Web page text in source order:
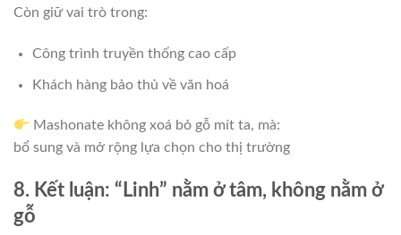
Còn giữ vai trò trong:
Công trình truyền thống cao cấp
Khách hàng bảo thủ về văn hoá
Mashonate không xoá bỏ gỗ mít ta, mà:
bổ sung và mở rộng lựa chọn cho thị trường
8. Kết luận: “Linh” nằm ở tâm, không nằm ở
gỗ